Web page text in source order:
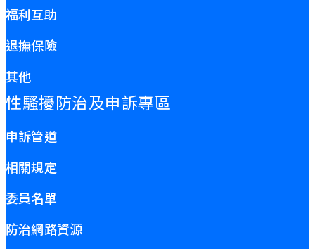
福利互助
退撫保險
其他
性騷擾防治及申訴專區
申訴管道
相關規定
委員名單
防治網路資源